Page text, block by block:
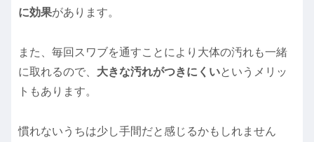
に効果があります。
また、毎回スワブを通すことにより大体の汚れも一緒
に取れるので、 大きな汚れがつきにくいというメリッ
トもあります。
慣れないうちは少し手間だと感じるかもしれません